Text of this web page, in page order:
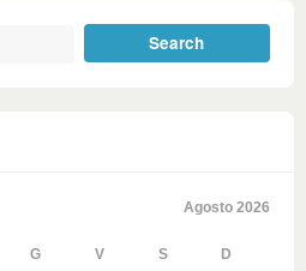
Agosto 2026
G V S D